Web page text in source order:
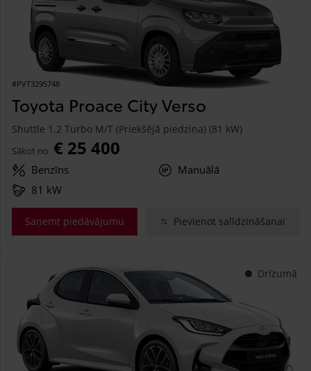
#PVT3295748
Toyota Proace City Verso
Shuttle 1.2 Turbo M/T (Priekšējā piedziņa) (81 kW)
Sākot no € 25 400
Benzīns
Manuālā
81 kW
Saņemt piedāvājumu Pievienot salīdzināšanai
Drīzumā